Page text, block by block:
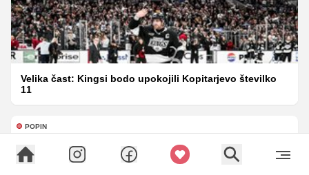
Velika čast: Kingsi bodo upokojili Kopitarjevo številko
11
POPIN